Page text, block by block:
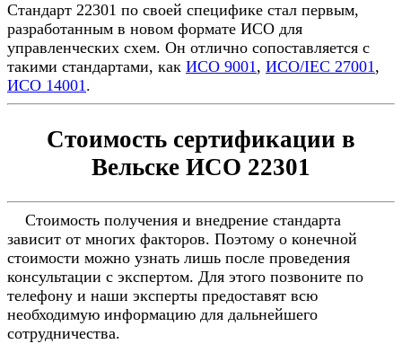
Стандарт 22301 по своей специфике стал первым,
разработанным в новом формате ИСО для
управленческих схем. Он отлично сопоставляется с
такими стандартами, как ИСО 9001, ИСО/IEC 27001,
ИСО 14001.
Стоимость сертификации в
Вельске ИСО 22301
Стоимость получения и внедрение стандарта
зависит от многих факторов. Поэтому о конечной
стоимости можно узнать лишь после проведения
консультации с экспертом. Для этого позвоните по
телефону и наши эксперты предоставят всю
необходимую информацию для дальнейшего
сотрудничества.